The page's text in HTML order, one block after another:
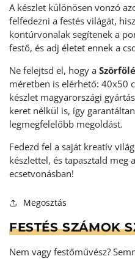
A készlet különösen vonzó
felfedezni a festés világát,
kontúrvonalak segítenek a
festő, és adj életet ennek a
Ne felejtsd el, hogy a
méretben is elérhető: 40x50
készlet magyarországi
keret nélkül is, így
legmegfelelőbb megoldást.
Fedezd fel a saját kreatív
készlettel, és tapasztald meg
ecsetvonásban!
Megosztás
FESTÉS SZÁMOK
Nem vagy festőművész?